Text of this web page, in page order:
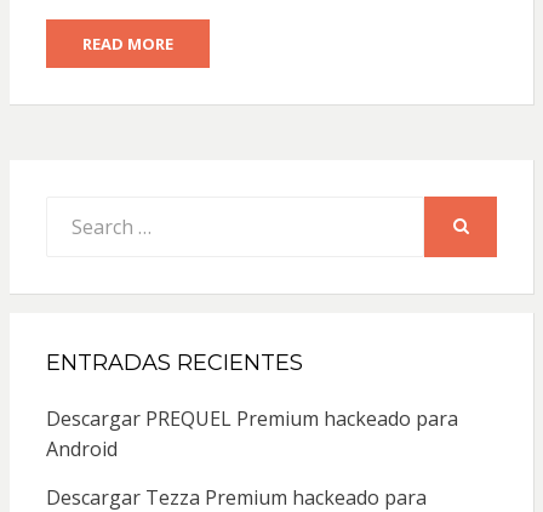
READ MORE
for:
ENTRADAS RECIENTES
Descargar PREQUEL Premium hackeado para
Android
Descargar Tezza Premium hackeado para